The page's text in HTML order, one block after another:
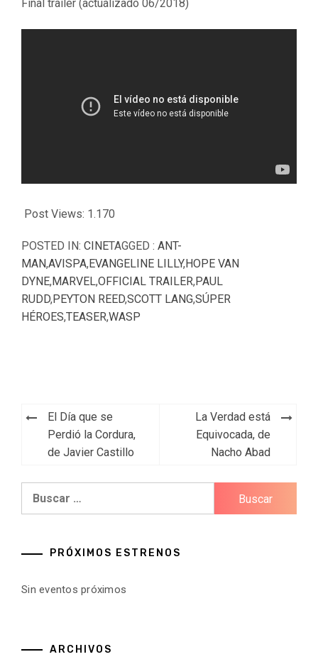
Final trailer (actualizado 06/2018)
Post Views: 1.170
POSTED IN: CINETAGGED : ANT-
MAN,AVISPA,EVANGELINE LILLY,HOPE VAN
DYNE,MARVEL,OFFICIAL TRAILER,PAUL
RUDD,PEYTON REED,SCOTT LANG,SÚPER
HÉROES,TEASER,WASP
Navegación
entradas
El Día que se
Perdió la Cordura,
de Javier Castillo
La Verdad está
Equivocada, de
Nacho Abad
PRÓXIMOS ESTRENOS
Sin eventos próximos
ARCHIVOS